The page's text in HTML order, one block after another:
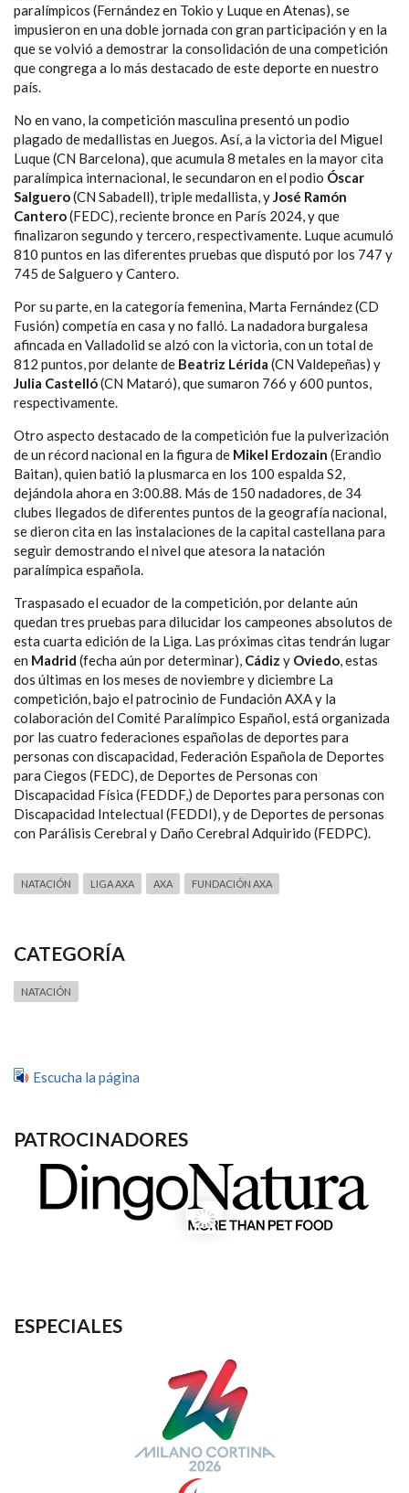
paralímpicos (Fernández en Tokio y Luque en Atenas), se
impusieron en una doble jornada con gran participación y en la
que se volvió a demostrar la consolidación de una competición
que congrega a lo más destacado de este deporte en nuestro
país.
No en vano, la competición masculina presentó un podio
plagado de medallistas en Juegos. Así, a la victoria del Miguel
Luque (CN Barcelona), que acumula 8 metales en la mayor cita
paralímpica internacional, le secundaron en el podio Óscar
Salguero(CN Sabadell), triple medallista, yJosé Ramón
Cantero(FEDC), reciente bronce en París 2024, y que
finalizaron segundo y tercero, respectivamente. Luque acumuló
810 puntos en las diferentes pruebas que disputó por los 747 y
745 de Salguero y Cantero.
Por su parte, en la categoría femenina, Marta Fernández (CD
Fusión) competía en casa y no falló. La nadadora burgalesa
afincada en Valladolid se alzó con la victoria, con un total de
812 puntos, por delante de Beatriz Lérida (CN Valdepeñas) y
Julia Castelló(CN Mataró), que sumaron 766 y 600 puntos,
respectivamente.
Otro aspecto destacado de la competición fue la pulverización
de un récord nacional en la figura de Mikel Erdozain (Erandio
Baitan), quien batió la plusmarca en los 100 espalda S2,
dejándola ahora en 3:00.88. Más de 150 nadadores, de 34
clubes llegados de diferentes puntos de la geografía nacional,
se dieron cita en las instalaciones de la capital castellana para
seguir demostrando el nivel que atesora la natación
paralímpica española.
Traspasado el ecuador de la competición, por delante aún
quedan tres pruebas para dilucidar los campeones absolutos de
esta cuarta edición de la Liga. Las próximas citas tendrán lugar
en Madrid (fecha aún por determinar), Cádiz y Oviedo, estas
dos últimas en los meses de noviembre y diciembre La
competición, bajo el patrocinio de Fundación AXA y la
colaboración del Comité Paralímpico Español, está organizada
por las cuatro federaciones españolas de deportes para
personas con discapacidad, Federación Española de Deportes
para Ciegos (FEDC), de Deportes de Personas con
Discapacidad Física (FEDDF,) de Deportes para personas con
Discapacidad Intelectual (FEDDI), y de Deportes de personas
con Parálisis Cerebral y Daño Cerebral Adquirido (FEDPC).
NATACIÓN LIGA AXA AXA FUNDACIÓN AXA
CATEGORÍA
NATACIÓN
Escucha la página
PATROCINADORES
ESPECIALES